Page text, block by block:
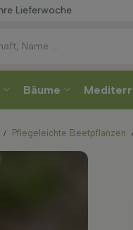
Bäume
Pflegeleichte Beetpflanzen